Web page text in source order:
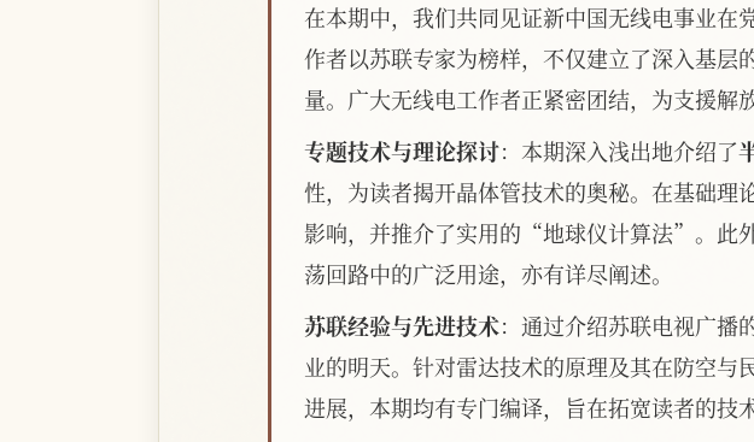
在本期中，我们共同见证新中国无线电事业
作者以苏联专家为榜样，不仅建立了深入基层
量。广大无线电工作者正紧密团结，为支援解
专题技术与理论探讨：本期深入浅出地介绍了
性，为读者揭开晶体管技术的奥秘。在基础理
影响，并推介了实用的“地球仪计算法”。此
荡回路中的广泛用途，亦有详尽阐述。
苏联经验与先进技术：通过介绍苏联电视广播
业的明天。针对雷达技术的原理及其在防空与
进展，本期均有专门编译，旨在拓宽读者的技